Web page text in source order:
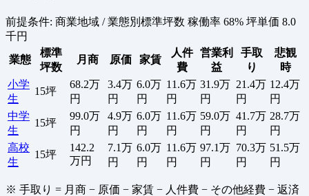
前提条件: 商業地域 / 業態別標準坪数 稼働率 68% 坪単価 8.0
千円
業態
標準
坪数
月商 原価 家賃
人件
費
営業利
益
手取
り
悲観
時
小学
生
15坪
68.2万
円
3.4万
円
6.0万
円
11.6万
円
31.9万
円
21.4万
円
12.4万
円
中学
生
15坪
99.0万
円
4.9万
円
6.0万
円
11.6万
円
59.0万
円
41.7万
円
28.7万
円
高校
生
15坪
142.2
万円
7.1万
円
6.0万
円
11.6万
円
97.1万
円
70.3万
円
51.5万
円
※ 手取り = 月商 − 原価 − 家賃 − 人件費 − その他経費 − 返済